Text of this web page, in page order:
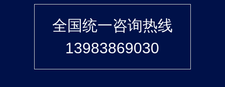
全国统一咨询热线
13983869030